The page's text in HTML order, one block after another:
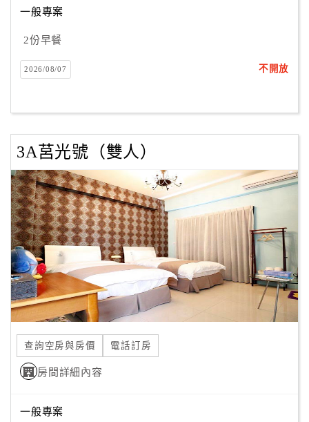
訂
房
Q&A
卡
訂
房
請
款
收
據
合
作
提
案
一般專案
2份早餐
2026/08/07 不開放
3A莒光號（雙人）
查詢空房與房價 電話訂房
房間詳細內容
一般專案